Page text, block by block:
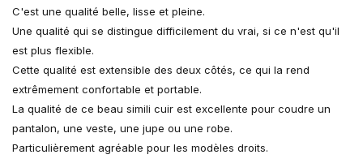
C'est une qualité belle, lisse et pleine.
Une qualité qui se distingue difficilement du vrai, si ce n'est qu'il
est plus flexible.
Cette qualité est extensible des deux côtés, ce qui la rend
extrêmement confortable et portable.
La qualité de ce beau simili cuir est excellente pour coudre un
pantalon, une veste, une jupe ou une robe.
Particulièrement agréable pour les modèles droits.